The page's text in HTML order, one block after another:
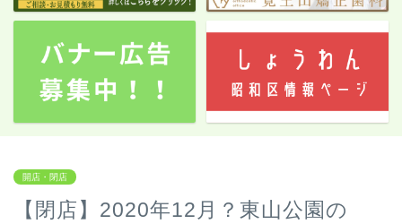
開店・閉店
【閉店】2020年12月？東山公園の